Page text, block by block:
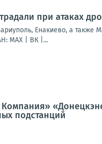
при атаках
Енакиево, а также
MAX | ВК |...
подстанций